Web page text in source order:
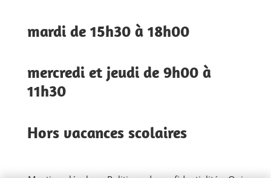
mardi de 15h30 à 18h00
mercredi et jeudi de 9h00 à
11h30
Hors vacances scolaires